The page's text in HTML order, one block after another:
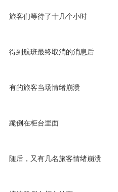
旅客们等待了十几个小时
得到航班最终取消的消息后
有的旅客当场情绪崩溃
跪倒在柜台里面
随后，又有几名旅客情绪崩溃